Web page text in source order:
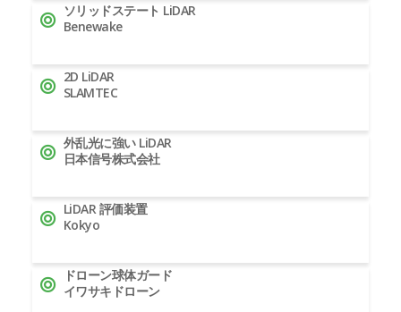
ソリッドステート LiDAR
Benewake
2D LiDAR
SLAMTEC
外乱光に強い LiDAR
日本信号株式会社
LiDAR 評価装置
Kokyo
ドローン球体ガード
イワサキドローン